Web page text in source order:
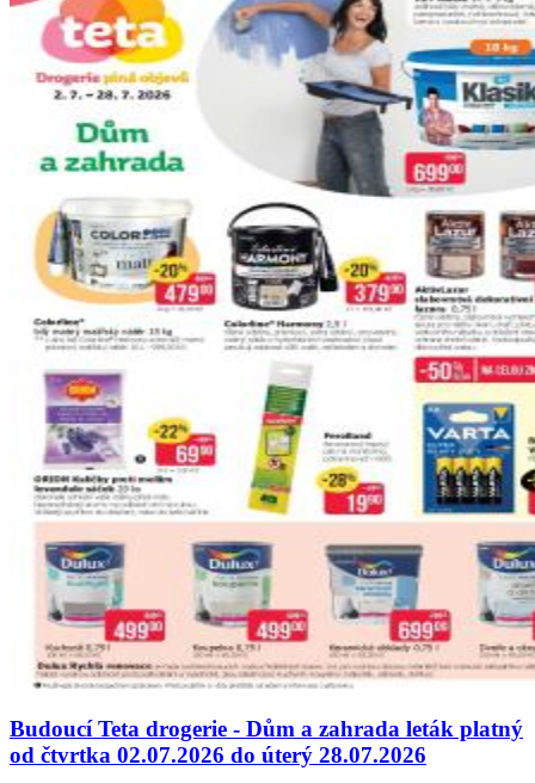
Budoucí Teta drogerie - Dům a zahrada leták platný
od čtvrtka 02.07.2026 do úterý 28.07.2026